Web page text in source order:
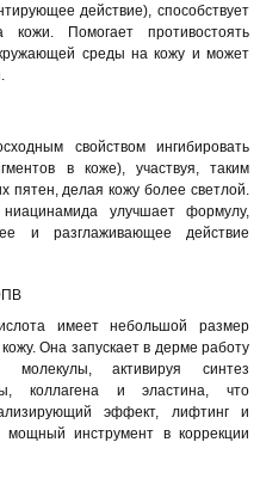
действие), способствует
Помогает противостоять
среды на кожу и может
свойством ингибировать
в коже), участвуя, таким
пятен, делая кожу более светлой.
улучшает формулу,
и разглаживающее действие
имеет небольшой размер
Она запускает в дерме работу
молекулы, активируя синтез
коллагена и эластина, что
эффект, лифтинг и
инструмент в коррекции